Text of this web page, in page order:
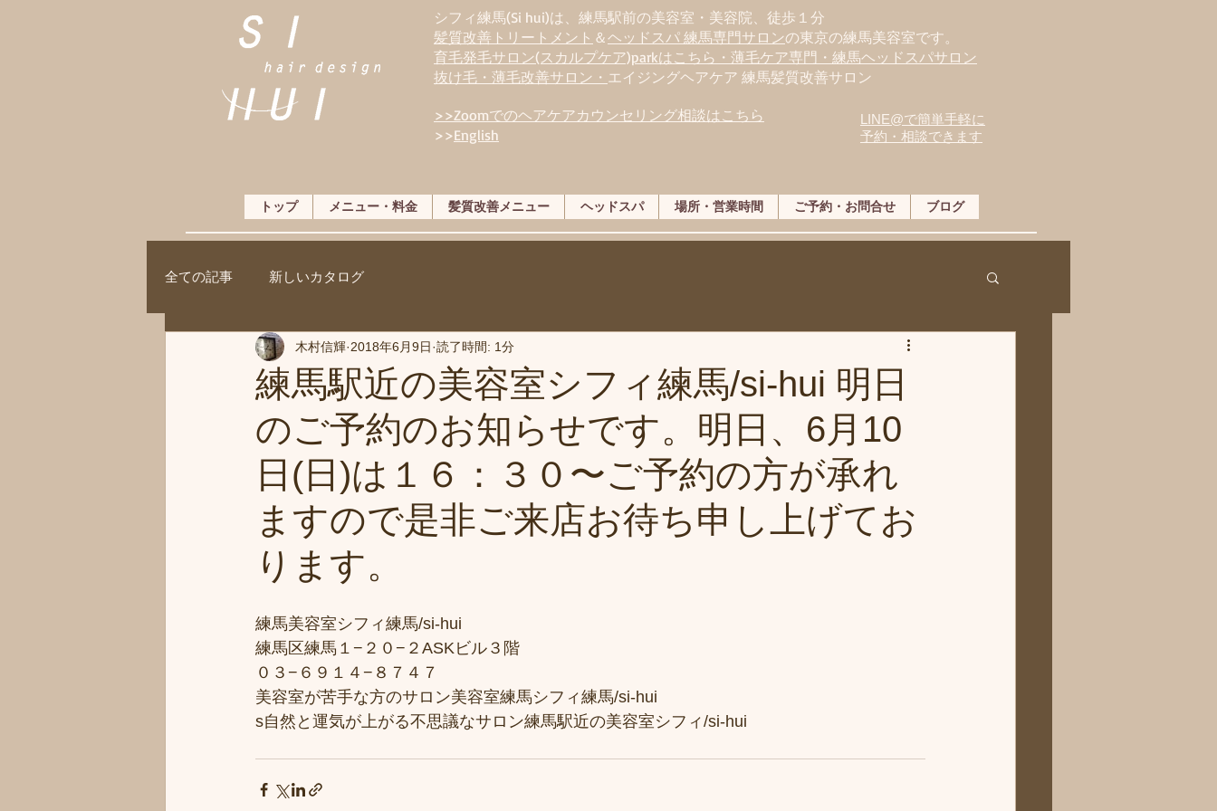
シフィ練馬(Si hui)は、 練馬駅前の美容室・美容院、徒歩１分
髪質改善トリートメント ＆ヘッドスパ 練馬専門サロンの東京の練馬美容室です。
育毛発毛サロン(スカルプケア)parkはこちら・薄毛ケア専門・練馬ヘッドスパサロン
抜け毛・薄毛改善サロン・ エイジングヘアケア 練馬髪質改善サロン
>>Zoomでのヘアケアカウンセリング相談はこちら
>>English
LINE@で簡単手軽に
予約・相談できます
トップ メニュー・料金 髪質改善メニュー ヘッドスパ 場所・営業時間 ご予約・お問合せ ブログ
全ての記事 新しいカタログ
練馬駅近の美容室シフィ練馬/si-hui 明日
のご予約のお知らせです。明日、6月10
日(日)は１６：３０〜ご予約の方が承れ
ますので是非ご来店お待ち申し上げてお
ります。
木村信輝 2018年6月9日 読了時間: 1分
練馬美容室シフィ練馬/si-hui
練馬区練馬１−２０−２ASKビル３階
０３−６９１４−８７４７
美容室が苦手な方のサロン美容室練馬シフィ練馬/si-hui
s自然と運気が上がる不思議なサロン練馬駅近の美容室シフィ/si-hui